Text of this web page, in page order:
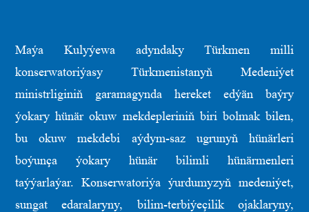
Maýa Kulyýewa adyndaky Türkmen milli
konserwatoriýasy Türkmenistanyň Medeniýet
ministrliginiň garamagynda hereket edýän baýry
ýokary hünär okuw mekdepleriniň biri bolmak bilen,
bu okuw mekdebi aýdym-saz ugrunyň hünärleri
boýunça ýokary hünär bilimli hünärmenleri
taýýarlaýar. Konserwatoriýa ýurdumyzyň medeniýet,
sungat edaralaryny, bilim-terbiýeçilik ojaklaryny,